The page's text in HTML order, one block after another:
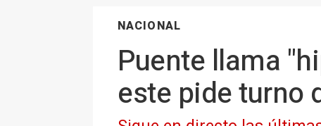
NACIONAL
Puente llama
este pide turno